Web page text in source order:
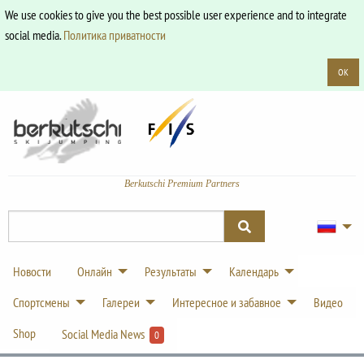
We use cookies to give you the best possible user experience and to integrate
social media.Политика приватности
OK
Berkutschi Premium Partners
Новости Онлайн Результаты
Календарь
Спортсмены
Галереи Интересное и забавное
Видео
Shop
Social Media News 0